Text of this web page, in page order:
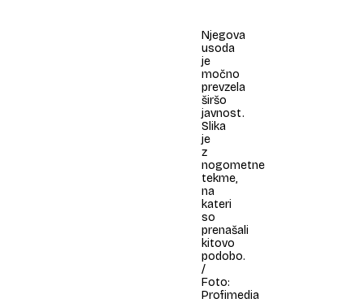
Njegova
usoda
je
močno
prevzela
širšo
javnost.
Slika
je
z
nogometne
tekme,
na
kateri
so
prenašali
kitovo
podobo.
/
Foto:
Profimedia